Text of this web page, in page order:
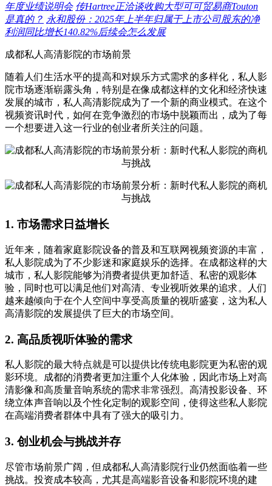
年度业绩说明会 传Hartree正洽谈收购大型可可贸易商Touton
是真的？ 永和股份：2025年上半年归属于上市公司股东的净
利润同比增长140.82%后续会怎么发展
成都私人高清影院的市场前景
随着人们生活水平的提高和对娱乐方式需求的多样化，私人影
院市场逐渐崭露头角，特别是在像成都这样的文化和经济快速
发展的城市，私人高清影院成为了一个新的商业模式。在这个
视频资讯时代，如何在竞争激烈的市场中脱颖而出，成为了每
一个想要进入这一行业的创业者所关注的问题。
1. 市场需求日益增长
近年来，随着家庭影院设备的普及和互联网视频资源的丰富，
私人影院成为了不少影迷和家庭娱乐的选择。在成都这样的大
城市，私人影院能够为消费者提供更加舒适、私密的观影体
验，同时也可以满足他们对高清、专业视听效果的追求。人们
越来越倾向于在个人空间中享受高质量的视听盛宴，这为私人
高清影院的发展提供了巨大的市场空间。
2. 高品质视听体验的需求
私人影院的最大特点就是可以提供比传统电影院更为私密的观
影环境。成都的消费者更加注重个人化体验，因此市场上对高
清影像和高质量音响系统的需求非常强烈。高清投影设备、环
绕立体声音响以及个性化定制的观影空间，使得这些私人影院
在高端消费者群体中具有了强大的吸引力。
3. 创业机会与挑战并存
尽管市场前景广阔，但成都私人高清影院行业仍然面临着一些
挑战。投资成本较高，尤其是高端影音设备和影院环境的建